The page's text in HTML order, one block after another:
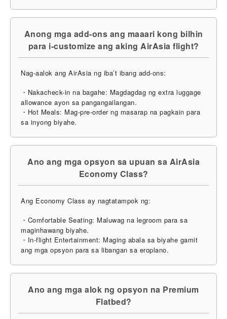
Anong mga add-ons ang maaari kong bilhin
para i-customize ang aking AirAsia flight?
Nag-aalok ang AirAsia ng iba’t ibang add-ons:
・Nakacheck-in na bagahe: Magdagdag ng extra luggage
allowance ayon sa pangangailangan.
・Hot Meals: Mag-pre-order ng masarap na pagkain para
sa inyong biyahe.
Ano ang mga opsyon sa upuan sa AirAsia
Economy Class?
Ang Economy Class ay nagtatampok ng:
・Comfortable Seating: Maluwag na legroom para sa
maginhawang biyahe.
・In-flight Entertainment: Maging abala sa biyahe gamit
ang mga opsyon para sa libangan sa eroplano.
Ano ang mga alok ng opsyon na Premium
Flatbed?